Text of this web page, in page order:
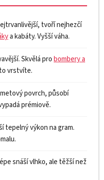
tvoří nejhezčí
a kabáty. Vyšší váha.
Skvělá probombery a
vrstvíte.
povrch, působí
prémiově.
tepelný výkon na gram.
snáší vlhko, ale těžší než